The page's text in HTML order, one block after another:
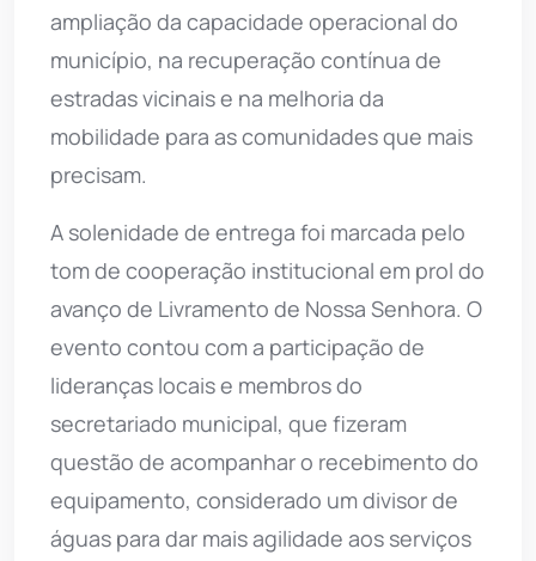
ampliação da capacidade operacional do
município, na recuperação contínua de
estradas vicinais e na melhoria da
mobilidade para as comunidades que mais
precisam.
A solenidade de entrega foi marcada pelo
tom de cooperação institucional em prol do
avanço de Livramento de Nossa Senhora. O
evento contou com a participação de
lideranças locais e membros do
secretariado municipal, que fizeram
questão de acompanhar o recebimento do
equipamento, considerado um divisor de
águas para dar mais agilidade aos serviços